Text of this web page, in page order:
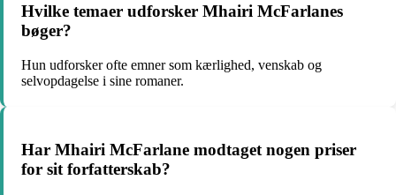
Hvilke temaer udforsker Mhairi McFarlanes
bøger?
Hun udforsker ofte emner som kærlighed, venskab og
selvopdagelse i sine romaner.
Har Mhairi McFarlane modtaget nogen priser
for sit forfatterskab?